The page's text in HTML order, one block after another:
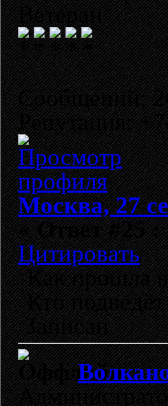
Ветеран
Сообщений:
Репутация:
Москва, 27
«Ответ #25 :
Цитировать
Как прошла
Кто
Записан